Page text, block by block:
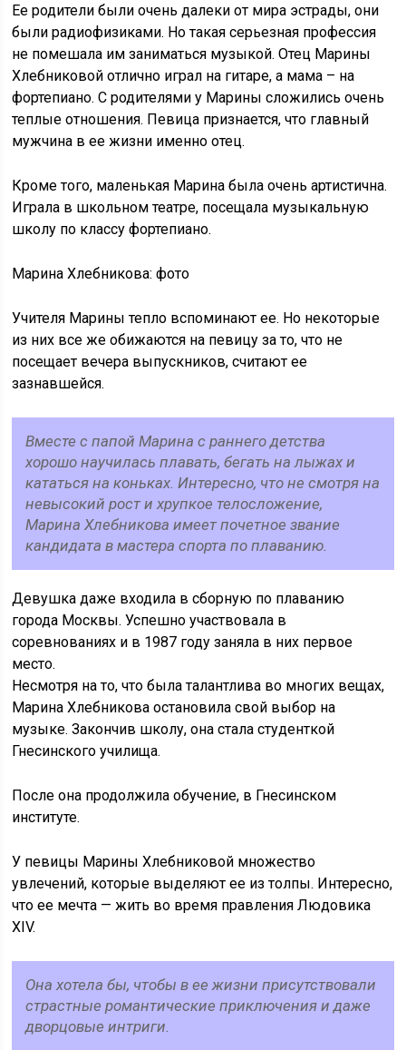
Ее родители были очень далеки от мира эстрады, они
были радиофизиками. Но такая серьезная профессия
не помешала им заниматься музыкой. Отец Марины
Хлебниковой отлично играл на гитаре, а мама – на
фортепиано. С родителями у Марины сложились очень
теплые отношения. Певица признается, что главный
мужчина в ее жизни именно отец.
Кроме того, маленькая Марина была очень артистична.
Играла в школьном театре, посещала музыкальную
школу по классу фортепиано.
Марина Хлебникова: фото
Учителя Марины тепло вспоминают ее. Но некоторые
из них все же обижаются на певицу за то, что не
посещает вечера выпускников, считают ее
зазнавшейся.
Вместе с папой Марина с раннего детства
хорошо научилась плавать, бегать на лыжах и
кататься на коньках. Интересно, что не смотря на
невысокий рост и хрупкое телосложение,
Марина Хлебникова имеет почетное звание
кандидата в мастера спорта по плаванию.
Девушка даже входила в сборную по плаванию
города Москвы. Успешно участвовала в
соревнованиях и в 1987 году заняла в них первое
место.
Несмотря на то, что была талантлива во многих вещах,
Марина Хлебникова остановила свой выбор на
музыке. Закончив школу, она стала студенткой
Гнесинского училища.
После она продолжила обучение, в Гнесинском
институте.
У певицы Марины Хлебниковой множество
увлечений, которые выделяют ее из толпы. Интересно,
что ее мечта — жить во время правления Людовика
XIV.
Она хотела бы, чтобы в ее жизни присутствовали
страстные романтические приключения и даже
дворцовые интриги.